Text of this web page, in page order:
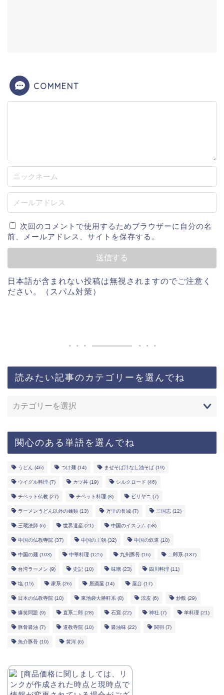
COMMENT
次回のコメントで使用するためブラウザーに自分の名
前、メールアドレス、サイトを保存する。
日本語が含まれない投稿は無視されますのでご注意く
ださい。（スパム対策）
読みたい記事のカテゴリーを選んでね
関心のある単語を選んでね
うどん (46) つけ麺 (14) まぜそば汁なし油そば (19)
ウイグル料理 (7) カツ丼 (19) シルクロード (46)
チベット仏教 (27) チベット料理 (8) ビリヤニ (7)
ラーメンうどん以外の麺類 (13) 万里の長城 (7) 三国志 (12)
三蔵法師 (6) 世界遺産 (21) 中国のイスラム (58)
中国の仏教寺院 (37) 中国の王朝 (32) 中国の鉄道 (18)
中国の麺 (103) 中華料理 (125) 九州豚骨 (16) 二郎系 (137)
台湾ラーメン (9) 史記 (10) 味噌 (23) 四川料理 (11)
塩 (15) 家系 (26) 居酒屋 (14) 屋台 (17)
日本の仏教寺院 (10) 東池袋大勝軒系 (8) 涼皮 (6) 炒飯 (29)
爆笑問題 (9) 直系二郎 (28) 石窟 (22) 神社 (7) 羊料理 (21)
豚骨醤油 (7) 道教寺院 (10) 醤油味 (22) 関羽 (7)
魚介豚骨 (10) 黄河 (6)